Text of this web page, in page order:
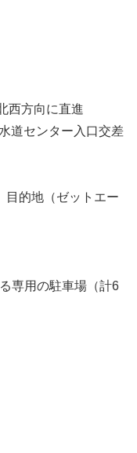
西方向に直進
道センター入口交差
目的地（ゼットエー
専用の駐車場（計6